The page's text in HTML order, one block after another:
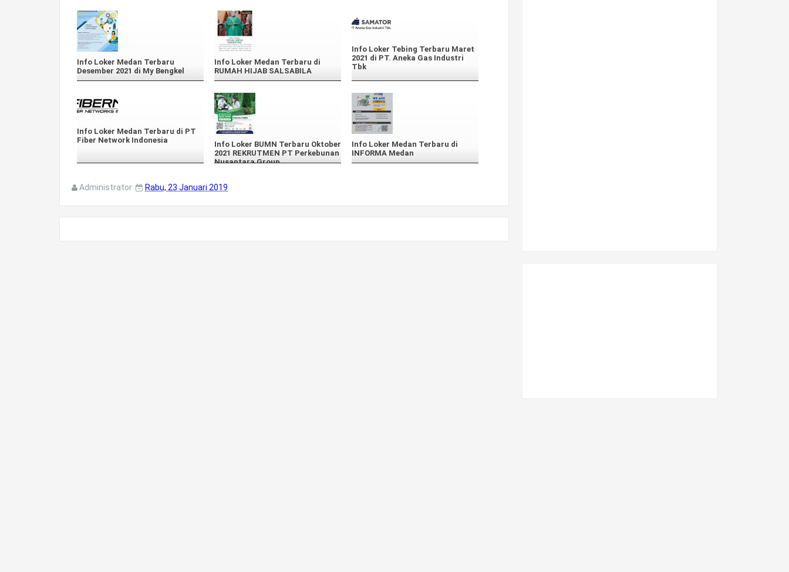
Info Loker Medan Terbaru
Desember 2021 di My Bengkel
Info Loker Medan Terbaru di
RUMAH HIJAB SALSABILA
Info Loker Tebing Terbaru Maret
2021 di PT. Aneka Gas Industri
Tbk
Info Loker Medan Terbaru di PT
Fiber Network Indonesia
Info Loker BUMN Terbaru Oktober
2021 REKRUTMEN PT Perkebunan
Nusantara Group
Info Loker Medan Terbaru di
INFORMA Medan
Administrator Rabu, 23 Januari 2019